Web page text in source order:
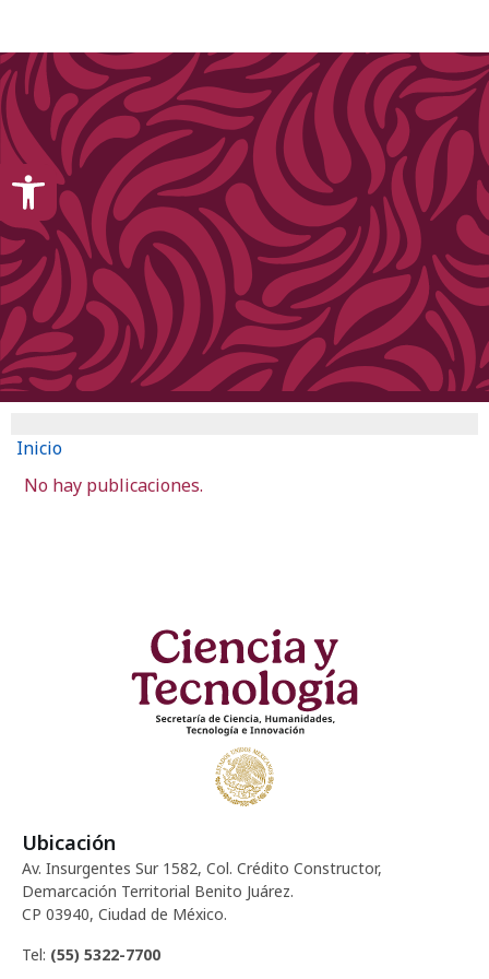
Inicio
No hay publicaciones.
Ubicación
Av. Insurgentes Sur 1582, Col. Crédito Constructor,
Demarcación Territorial Benito Juárez.
CP 03940, Ciudad de México.
Tel: (55) 5322-7700
Open toolbar